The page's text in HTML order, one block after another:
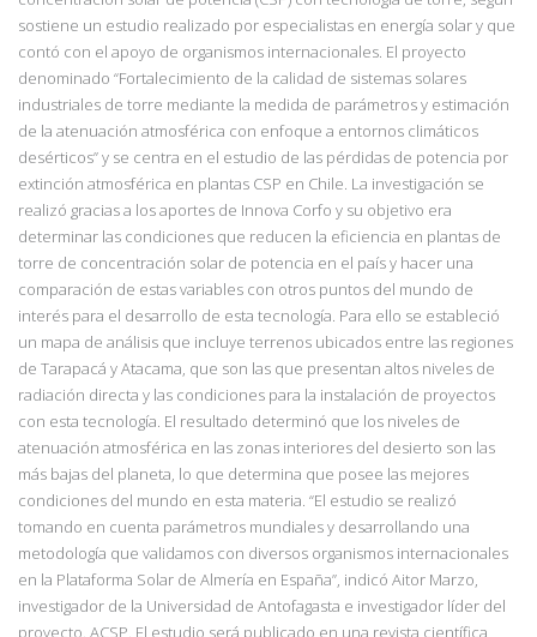
sostiene un estudio realizado por especialistas en energía solar y que
contó con el apoyo de organismos internacionales. El proyecto
denominado “Fortalecimiento de la calidad de sistemas solares
industriales de torre mediante la medida de parámetros y estimación
de la atenuación atmosférica con enfoque a entornos climáticos
desérticos” y se centra en el estudio de las pérdidas de potencia por
extinción atmosférica en plantas CSP en Chile. La investigación se
realizó gracias a los aportes de Innova Corfo y su objetivo era
determinar las condiciones que reducen la eficiencia en plantas de
torre de concentración solar de potencia en el país y hacer una
comparación de estas variables con otros puntos del mundo de
interés para el desarrollo de esta tecnología. Para ello se estableció
un mapa de análisis que incluye terrenos ubicados entre las regiones
de Tarapacá y Atacama, que son las que presentan altos niveles de
radiación directa y las condiciones para la instalación de proyectos
con esta tecnología. El resultado determinó que los niveles de
atenuación atmosférica en las zonas interiores del desierto son las
más bajas del planeta, lo que determina que posee las mejores
condiciones del mundo en esta materia. “El estudio se realizó
tomando en cuenta parámetros mundiales y desarrollando una
metodología que validamos con diversos organismos internacionales
en la Plataforma Solar de Almería en España”, indicó Aitor Marzo,
investigador de la Universidad de Antofagasta e investigador líder del
proyecto. ACSP. El estudio será publicado en una revista científica